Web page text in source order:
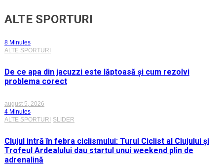
ALTE SPORTURI
8 Minutes
ALTE SPORTURI
De ce apa din jacuzzi este lăptoasă și cum rezolvi
problema corect
august 5, 2026
4 Minutes
ALTE SPORTURI SLIDER
Clujul intră în febra ciclismului: Turul Ciclist al Clujului și
Trofeul Ardealului dau startul unui weekend plin de
adrenalină